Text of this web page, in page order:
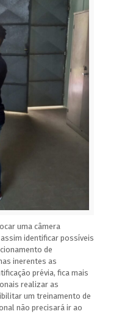
uma câmera
identificar possíveis
de
inerentes as
prévia, fica mais
realizar as
um treinamento de
não precisará ir ao